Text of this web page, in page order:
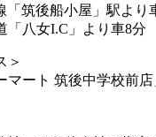
「筑後船小屋」駅より
八女I.C」より車8分
＞
ート 筑後中学校前店